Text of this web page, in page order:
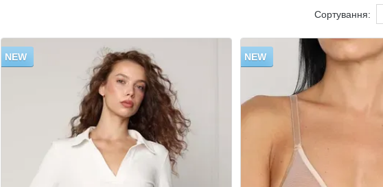
Сортування:
NEW NEW